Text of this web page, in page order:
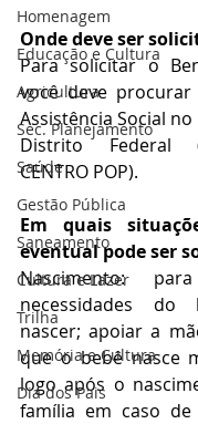
Homenagem
Educação e Cultura
Agricultura
Sec. Planejamento
Saúde
Gestão Pública
Saneamento
Cultura e Lazer
Trilha
Memória e Cultura
Dia dos Pais
Onde deve ser
Para solicitar o
você deve
Assistência Social
Distrito Federal
CENTRO POP).
Em quais
eventual pode ser
Nascimento:
necessidades
nascer; apoiar a
que o bebê nasce
logo após o